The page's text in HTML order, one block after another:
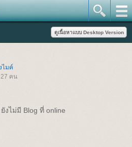
ไมค์
คน
งไม่มี Blog ที่ online